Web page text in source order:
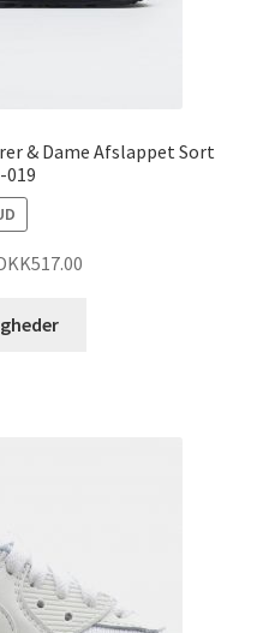
& Dame Afslappet Sort
019
517.00